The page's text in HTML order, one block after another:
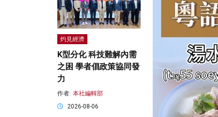
灼見經濟
K型分化 科技難解內需
之困 學者倡政策協同發
力
作者: 本社編輯部
2026-08-06